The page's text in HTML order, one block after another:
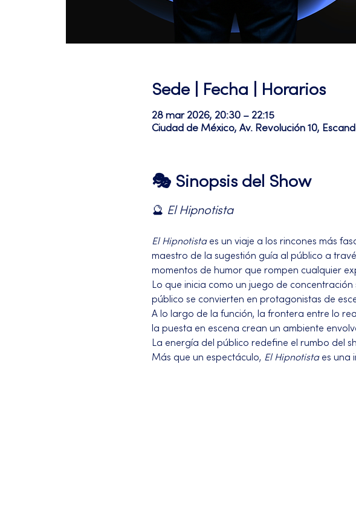
Sede | Fecha | Horarios
28 mar 2026, 20:30 – 22:15
Ciudad de México, Av. Revolución 10,
🎭 Sinopsis del Show
🔮 El Hipnotista
El Hipnotista es un viaje a los rincones más
maestro de la sugestión guía al público a
momentos de humor que rompen cualquier
Lo que inicia como un juego de
público se convierten en protagonistas de
A lo largo de la función, la frontera entre lo
la puesta en escena crean un ambiente
La energía del público redefine el rumbo del
Más que un espectáculo, El Hipnotista es una